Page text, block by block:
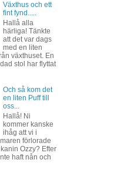
Växthus och ett
fint fynd.....
Hallå alla
härliga! Tänkte
att det var dags
med en liten
växthuset. En
stol har flyttat
Och så kom det
en liten Puff till
oss...
Hallå! Ni
kommer kanske
ihåg att vi i
förlorade
Ozzy? Efter
haft nån och